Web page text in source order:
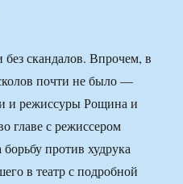
скандалов. Впрочем, в
почти не было —
и режиссуры Рощина и
главе с режиссером
против худрука
в театр с подробной